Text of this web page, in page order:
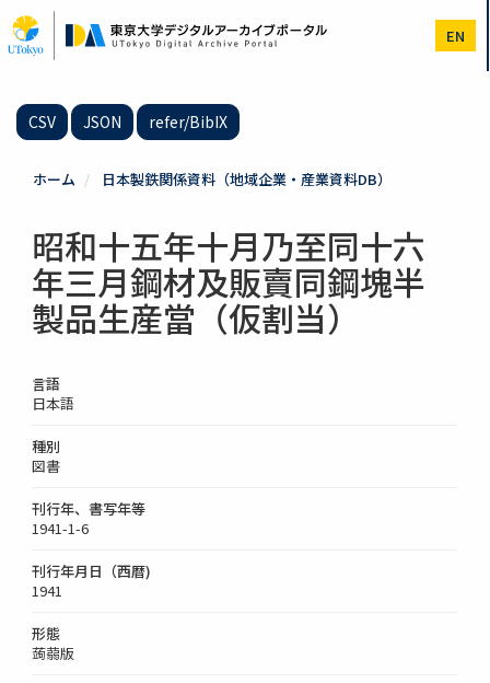
イ
ン
EN
CSV JSON refer/BibIX
ホーム 日本製鉄関係資料（地域企業・産業資料DB）
昭和十五年十月乃至同十六
年三月鋼材及販賣同鋼塊半
製品生産當（仮割当）
言語
日本語
種別
図書
刊行年、書写年等
1941-1-6
刊行年月日（西暦)
1941
形態
蒟蒻版